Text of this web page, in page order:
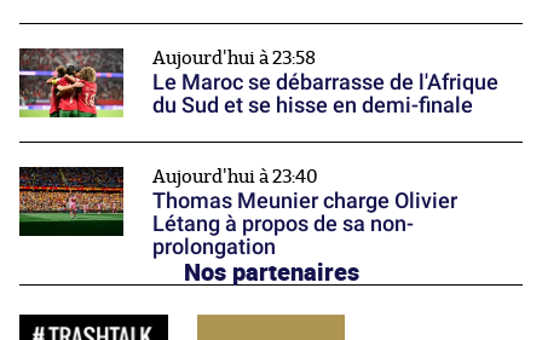
Aujourd'hui à 23:58
Le Maroc se débarrasse de l'Afrique
du Sud et se hisse en demi-finale
Aujourd'hui à 23:40
Thomas Meunier charge Olivier
Létang à propos de sa non-
prolongation
Nos partenaires